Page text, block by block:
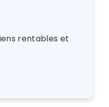
rentables et